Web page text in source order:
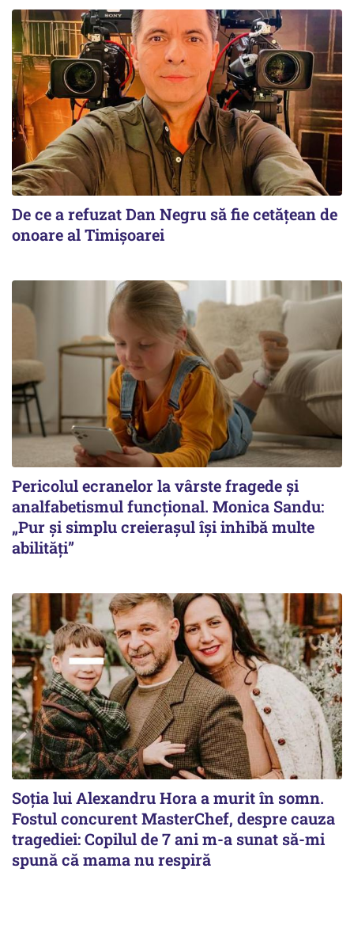
De ce a refuzat Dan Negru să fie cetățean de
onoare al Timișoarei
Pericolul ecranelor la vârste fragede și
analfabetismul funcțional. Monica Sandu:
„Pur și simplu creierașul își inhibă multe
abilități”
Soția lui Alexandru Hora a murit în somn.
Fostul concurent MasterChef, despre cauza
tragediei: Copilul de 7 ani m-a sunat să-mi
spună că mama nu respiră